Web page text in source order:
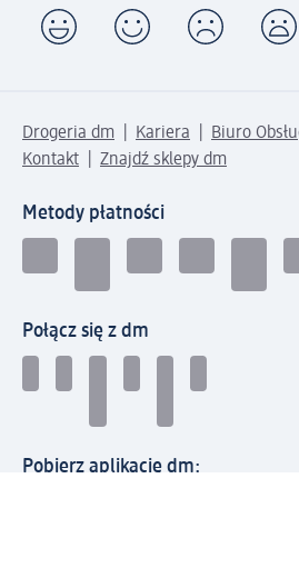
Drogeria dm Kariera
Biuro
Kontakt
Znajdź sklepy dm
Metody płatności
Połącz się z dm
Pobierz aplikację dm: